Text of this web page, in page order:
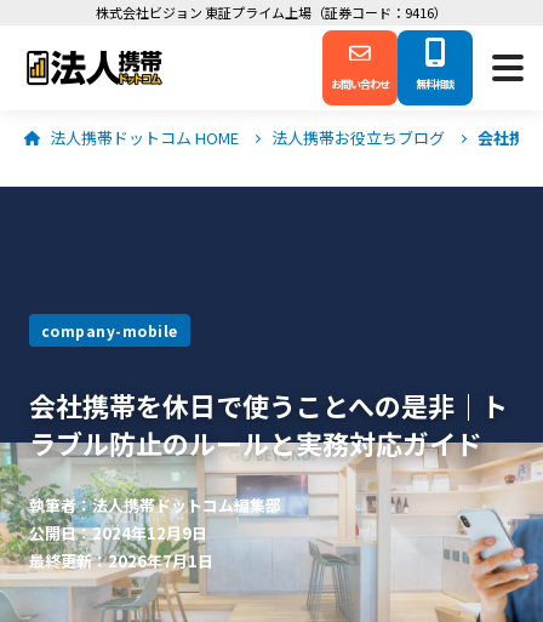
株式会社ビジョン 東証プライム上場（証券コード：9416）
お問い合わせ 無料相談
法人携帯ドットコム HOME 法人携帯お役立ちブログ 会社携
company-mobile
会社携帯を休日で使うことへの是非｜ト
ラブル防止のルールと実務対応ガイド
執筆者：法人携帯ドットコム編集部
公開日：2024年12月9日
最終更新：2026年7月1日